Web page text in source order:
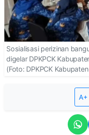
Sosialisasi perizinan
digelar DPKPCK
(Foto: DPKPCK
A+